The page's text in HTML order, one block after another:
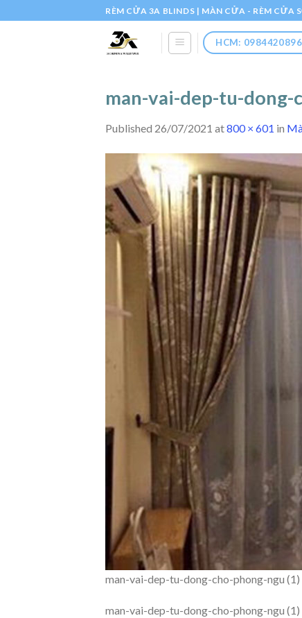
to
RÈM CỬA 3A BLINDS | MÀN CỬA - RÈM CỬA
HCM: 0984420896
man-vai-dep-tu-dong-
Published 26/07/2021 at800 × 601 in
man-vai-dep-tu-dong-cho-phong-ngu (1)
man-vai-dep-tu-dong-cho-phong-ngu (1)